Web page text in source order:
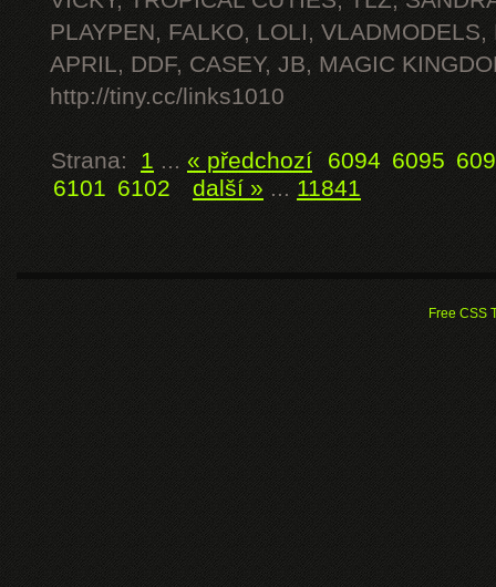
PLAYPEN, FALKO, LOLI, VLADMODELS,
APRIL, DDF, CASEY, JB, MAGIC
http://tiny.cc/links1010
Strana: 1 ... « předchozí 6094 6095
6101 6102 další » ... 11841
Free CSS